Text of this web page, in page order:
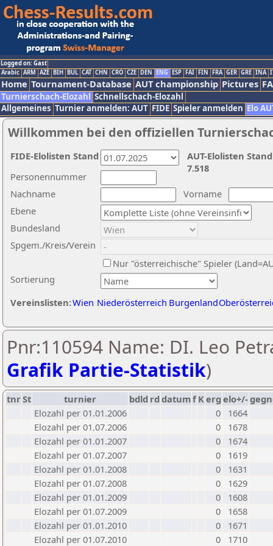
Logged on: Gast
Arabic ARM AZE BIH BUL CAT CHN CRO CZE DEN ENG ESP FAI FIN FRA GER GRE INA
Home Tournament-Database AUT championship Pictures
Turnierschach-Elozahl Schnellschach-Elozahl
Allgemeines Turnier anmelden: AUT FIDE Spieler anmelden Elo
Willkommen bei den offiziellen
Nachname
Vorname
Ebene
Sortierung
Personennummer
Bundesland
Spgem./Kreis/Verein
Nur "österreichische" Spieler
Vereinslisten:Wien Niederösterreich Burgenland
AUT-Elolisten
7.518
FIDE-Elolisten Stand
Pnr:110594 Name: DI. Leo
Grafik Partie-Statistik)
tnrSt turnier bdld rd datumf Kerg elo+/-
Elozahl per 01.01.2006
0
1664
Elozahl per 01.07.2006
0
1678
Elozahl per 01.01.2007
0
1674
Elozahl per 01.07.2007
0
1619
Elozahl per 01.01.2008
0
1631
Elozahl per 01.07.2008
0
1629
Elozahl per 01.01.2009
0
1608
Elozahl per 01.07.2009
0
1658
Elozahl per 01.01.2010
0
1671
Elozahl per 01.07.2010
0
1710